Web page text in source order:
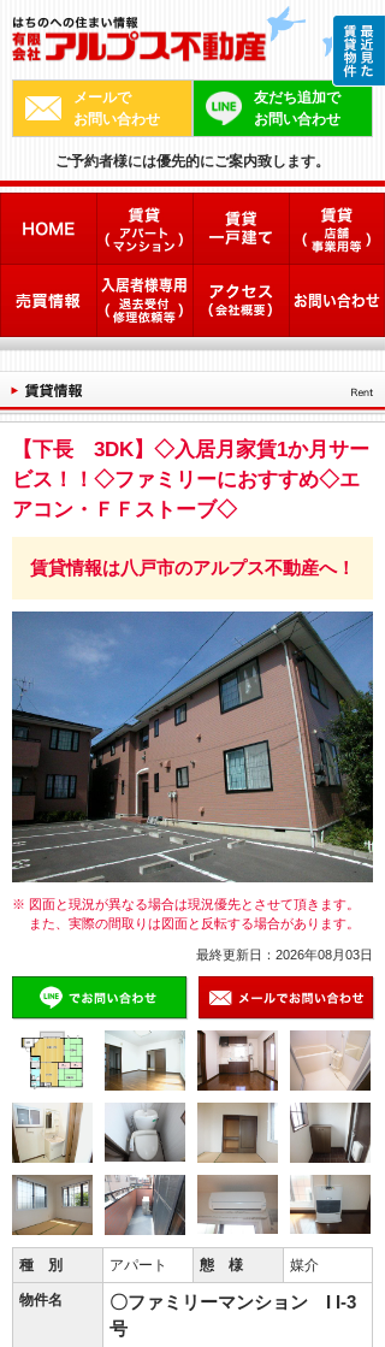
メールで
お問い合わせ
友だち追加で
お問い合わせ
ご予約者様には優先的にご案内致します。
【下長 3DK】◇入居月家賃1か月サー
ビス！！◇ファミリーにおすすめ◇エ
アコン・ＦＦストーブ◇
賃貸情報は八戸市のアルプス不動産へ！
※ 図面と現況が異なる場合は現況優先とさせて頂きます。
また、実際の間取りは図面と反転する場合があります。
最終更新日：2026年08月03日
種 別 アパート 態 様 媒介
物件名
〇ファミリーマンション I I-3
号